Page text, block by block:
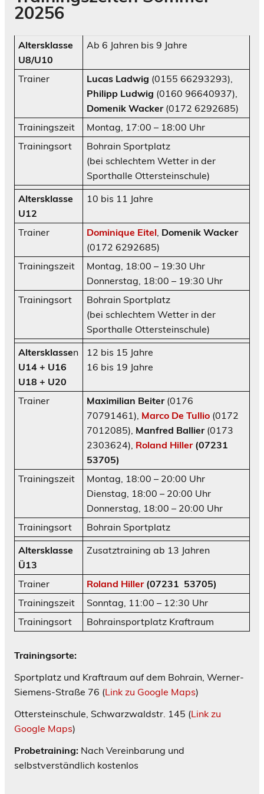
20256
Altersklasse
U8/U10
Ab 6 Jahren bis 9 Jahre
Trainer Lucas Ladwig (0155 66293293),
Philipp Ludwig (0160 96640937),
Domenik Wacker(0172 6292685)
Trainingszeit
Montag, 17:00 – 18:00 Uhr
Trainingsort
Bohrain Sportplatz
(bei schlechtem Wetter in der
Sporthalle Ottersteinschule)
Altersklasse
U12
10 bis 11 Jahre
Trainer Dominique Eitel Domenik Wacker
(0172 6292685)
Trainingszeit
Montag, 18:00 – 19:30 Uhr
Donnerstag, 18:00 – 19:30 Uhr
Trainingsort
Bohrain Sportplatz
(bei schlechtem Wetter in der
Sporthalle Ottersteinschule)
Altersklassen
U14 + U16
U18 + U20
12 bis 15 Jahre
16 bis 19 Jahre
Trainer Maximilian Beiter(0176
70791461), Marco De Tullio (0172
7012085), Manfred Ballier(0173
2303624), Roland Hiller(07231
53705)
Trainingszeit
Montag, 18:00 – 20:00 Uhr
Dienstag, 18:00 – 20:00 Uhr
Donnerstag, 18:00 – 20:00 Uhr
Trainingsort
Bohrain Sportplatz
Altersklasse
Ü13
Zusatztraining ab 13 Jahren
Trainer Roland Hiller(07231 53705)
Trainingszeit
Sonntag, 11:00 – 12:30 Uhr
Trainingsort
Bohrainsportplatz Kraftraum
Trainingsorte:
Sportplatz und Kraftraum auf dem Bohrain, Werner-
Siemens-Straße 76 (Link zu Google Maps)
Ottersteinschule, Schwarzwaldstr. 145 (Link zu
Google Maps)
Probetraining: Nach Vereinbarung und
selbstverständlich kostenlos